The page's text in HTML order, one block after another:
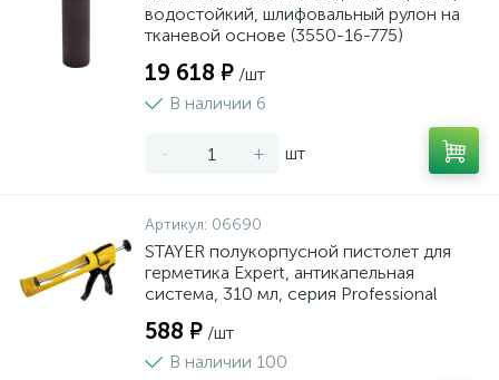
водостойкий, шлифовальный рулон на
тканевой основе (3550-16-775)
19 618 ₽ /шт
В наличии 6
- + шт
Артикул: 06690
STAYER полукорпусной пистолет для
герметика Expert, антикапельная
система, 310 мл, серия Professional
588 ₽ /шт
В наличии 100